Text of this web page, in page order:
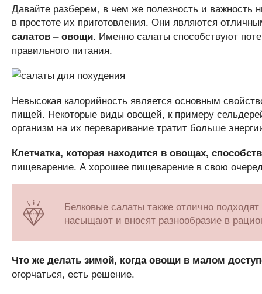
Давайте разберем, в чем же полезность и важность
в простоте их приготовления. Они являются
салатов – овощи. Именно салаты способствуют
правильного питания.
Невысокая калорийность является основным
пищей. Некоторые виды овощей, к примеру
организм на их переваривание тратит больше
Клетчатка, которая находится в овощах,
пищеварение. А хорошее пищеварение в свою
Белковые салаты также отлично
насыщают и вносят разнообразие в
Что же делать зимой, когда овощи в малом
огорчаться, есть решение.